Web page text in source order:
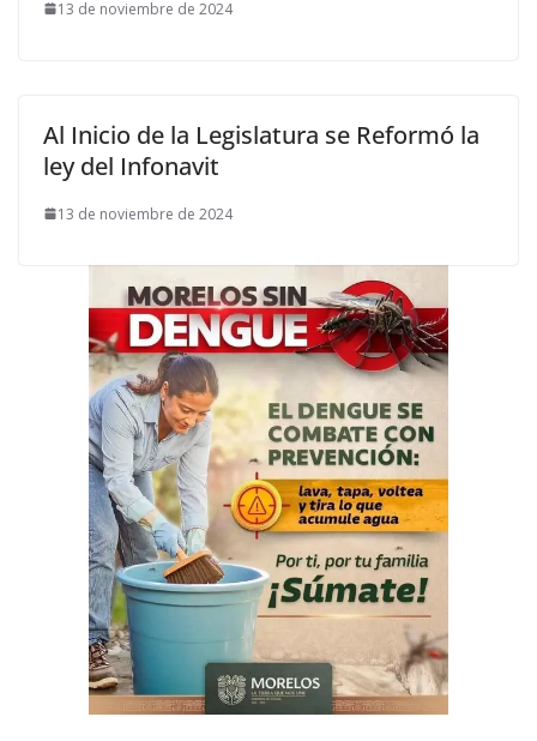
13 de noviembre de 2024
Al Inicio de la Legislatura se Reformó la
ley del Infonavit
13 de noviembre de 2024